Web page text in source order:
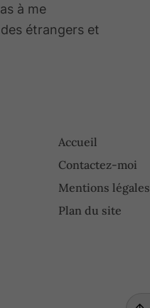
à me
étrangers et
Accueil
Contactez-moi
Mentions légales
Plan du site